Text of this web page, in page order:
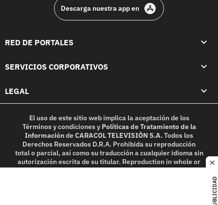
PUBLICIDAD
Descarga nuestra app en
RED DE PORTALES
SERVICIOS CORPORATIVOS
LEGAL
El uso de este sitio web implica la aceptación de los
Términos y condicionesy Políticas de Tratamiento de la
InformacióndeCARACOL TELEVISIÓN S.A.Todos los
Derechos Reservados D.R.A. Prohibida su reproducción
total o parcial, así como su traducción a cualquier idioma sin
autorización escrita de su titular. Reproduction in whole or
in part, or translation without written permission is